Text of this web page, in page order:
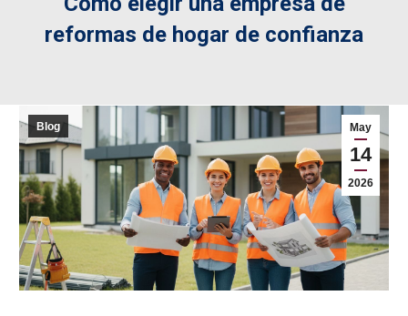
reformas de hogar de confianza
May
14
2026
Blog